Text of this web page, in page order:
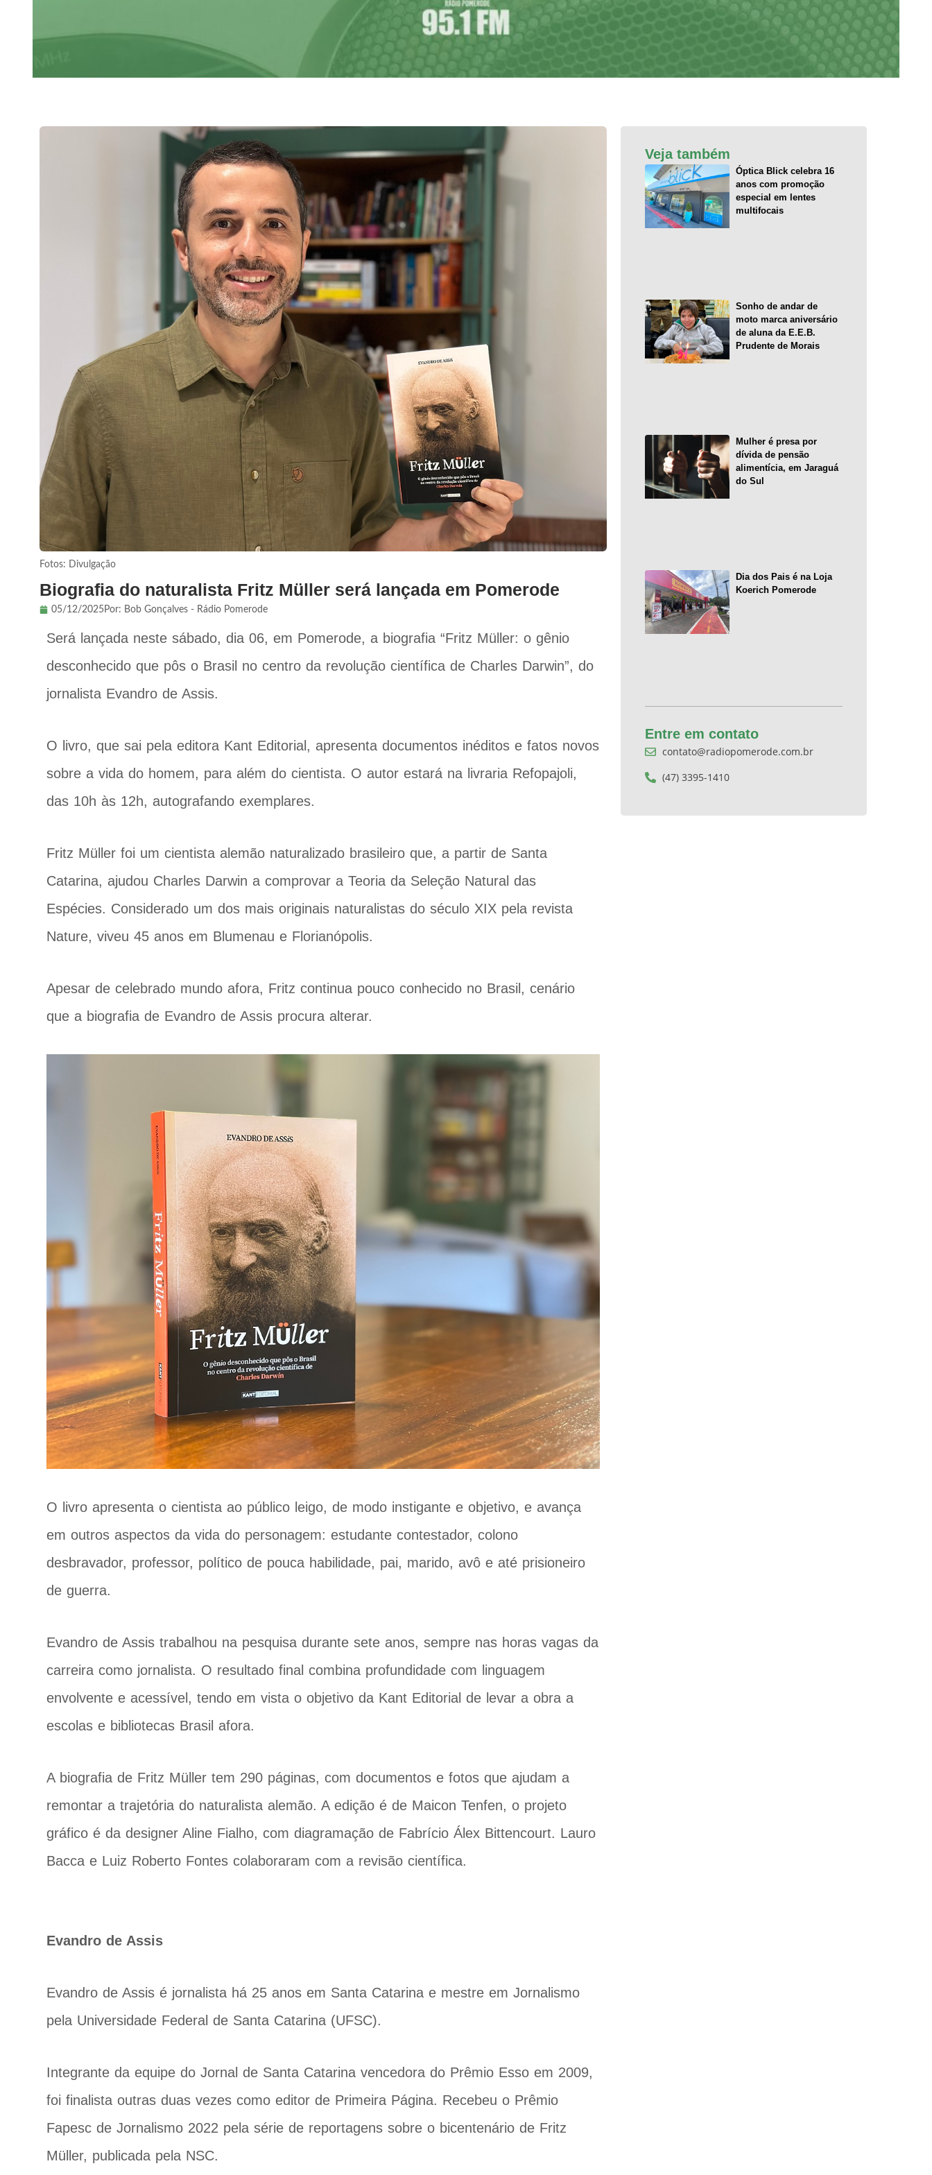
Fotos: Divulgação
Biografia do naturalista Fritz Müller será lançada em Pomerode
05/12/2025Por: Bob Gonçalves - Rádio Pomerode
Será lançada neste sábado, dia 06, em Pomerode, a biografia “Fritz Müller: o gênio
desconhecido que pôs o Brasil no centro da revolução científica de Charles Darwin”, do
jornalista Evandro de Assis.
O livro, que sai pela editora Kant Editorial, apresenta documentos inéditos e fatos novos
sobre a vida do homem, para além do cientista. O autor estará na livraria Refopajoli,
das 10h às 12h, autografando exemplares.
Fritz Müller foi um cientista alemão naturalizado brasileiro que, a partir de Santa
Catarina, ajudou Charles Darwin a comprovar a Teoria da Seleção Natural das
Espécies. Considerado um dos mais originais naturalistas do século XIX pela revista
Nature, viveu 45 anos em Blumenau e Florianópolis.
Apesar de celebrado mundo afora, Fritz continua pouco conhecido no Brasil, cenário
que a biografia de Evandro de Assis procura alterar.
O livro apresenta o cientista ao público leigo, de modo instigante e objetivo, e avança
em outros aspectos da vida do personagem: estudante contestador, colono
desbravador, professor, político de pouca habilidade, pai, marido, avô e até prisioneiro
de guerra.
Evandro de Assis trabalhou na pesquisa durante sete anos, sempre nas horas vagas da
carreira como jornalista. O resultado final combina profundidade com linguagem
envolvente e acessível, tendo em vista o objetivo da Kant Editorial de levar a obra a
escolas e bibliotecas Brasil afora.
A biografia de Fritz Müller tem 290 páginas, com documentos e fotos que ajudam a
remontar a trajetória do naturalista alemão. A edição é de Maicon Tenfen, o projeto
gráfico é da designer Aline Fialho, com diagramação de Fabrício Álex Bittencourt. Lauro
Bacca e Luiz Roberto Fontes colaboraram com a revisão científica.
Evandro de Assis
Evandro de Assis é jornalista há 25 anos em Santa Catarina e mestre em Jornalismo
pela Universidade Federal de Santa Catarina (UFSC).
Integrante da equipe do Jornal de Santa Catarina vencedora do Prêmio Esso em 2009,
foi finalista outras duas vezes como editor de Primeira Página. Recebeu o Prêmio
Fapesc de Jornalismo 2022 pela série de reportagens sobre o bicentenário de Fritz
Müller, publicada pela NSC.
Veja também
Óptica Blick celebra 16
anos com promoção
especial em lentes
multifocais
Sonho de andar de
moto marca aniversário
de aluna da E.E.B.
Prudente de Morais
Mulher é presa por
dívida de pensão
alimentícia, em Jaraguá
do Sul
Dia dos Pais é na Loja
Koerich Pomerode
Entre em contato
contato@radiopomerode.com.br
(47) 3395-1410